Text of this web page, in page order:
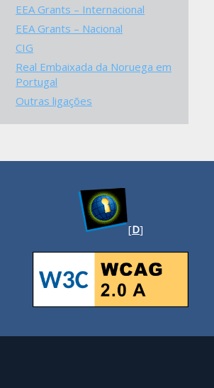
EEA Grants – Internacional
EEA Grants – Nacional
CIG
Real Embaixada da Noruega em
Portugal
Outras ligações
[D]